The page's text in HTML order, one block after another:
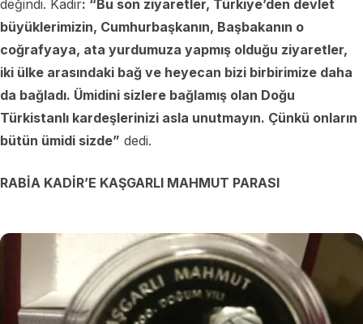
değindi. Kadir: “Bu son ziyaretler, Türkiye’den devlet
büyüklerimizin, Cumhurbaşkanın, Başbakanın o
coğrafyaya, ata yurdumuza yapmış olduğu ziyaretler,
iki ülke arasındaki bağ ve heyecan bizi birbirimize daha
da bağladı. Ümidini sizlere bağlamış olan Doğu
Türkistanlı kardeşlerinizi asla unutmayın. Çünkü onların
bütün ümidi sizde” dedi.
RABİA KADİR’E KAŞGARLI MAHMUT PARASI